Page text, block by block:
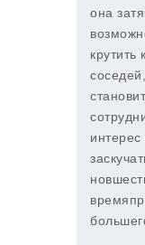
она
крутить